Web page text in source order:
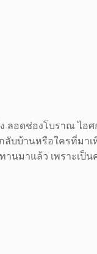
อดช่องโบราณ ไอ
บบ้านหรือใครที่ม
มาแล้ว เพราะเป็